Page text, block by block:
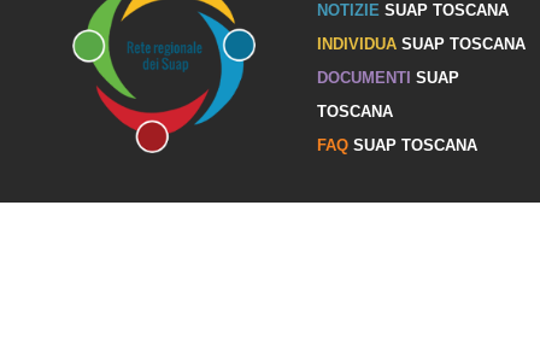
NOTIZIE SUAP TOSCANA
INDIVIDUASUAP TOSCANA
DOCUMENTI SUAP
TOSCANA
FAQSUAP TOSCANA